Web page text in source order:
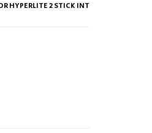
HYPERLITE 2 STICK INT